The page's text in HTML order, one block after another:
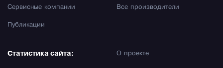
Сервисные компании
Публикации
Все производители
О проекте
Статистика сайта: